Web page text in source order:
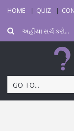
HOME QUIZ
GO TO...